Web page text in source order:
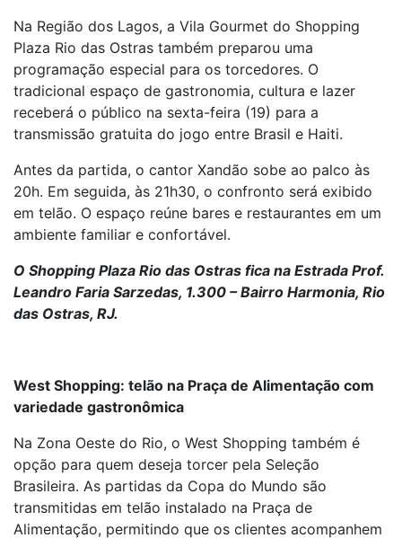
Na Região dos Lagos, a Vila Gourmet do Shopping
Plaza Rio das Ostras também preparou uma
programação especial para os torcedores. O
tradicional espaço de gastronomia, cultura e lazer
receberá o público na sexta-feira (19) para a
transmissão gratuita do jogo entre Brasil e Haiti.
Antes da partida, o cantor Xandão sobe ao palco às
20h. Em seguida, às 21h30, o confronto será exibido
em telão. O espaço reúne bares e restaurantes em um
ambiente familiar e confortável.
O Shopping Plaza Rio das Ostras fica na Estrada Prof.
Leandro Faria Sarzedas, 1.300 – Bairro Harmonia, Rio
das Ostras, RJ.
West Shopping: telão na Praça de Alimentação com
variedade gastronômica
Na Zona Oeste do Rio, o West Shopping também é
opção para quem deseja torcer pela Seleção
Brasileira. As partidas da Copa do Mundo são
transmitidas em telão instalado na Praça de
Alimentação, permitindo que os clientes acompanhem